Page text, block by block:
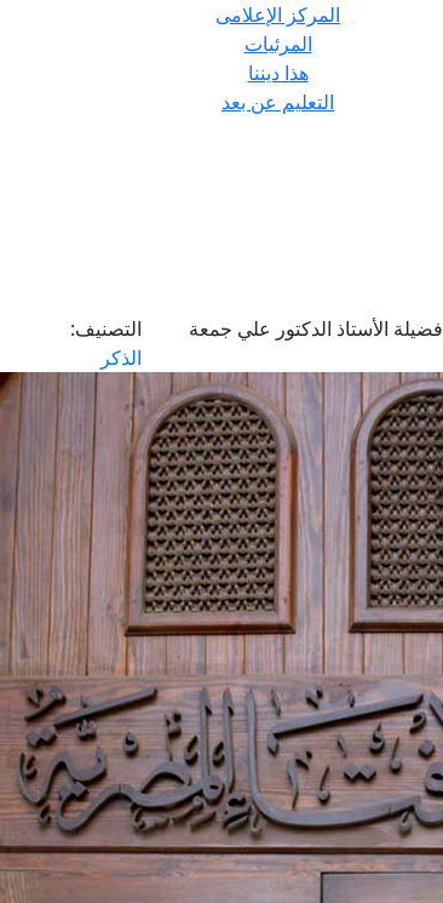
المركز الإعلامى
المرئيات
هذا ديننا
التعليم عن بعد
فضيلة الأستاذ الدكتور علي جمعة
التصنيف:
الذكر